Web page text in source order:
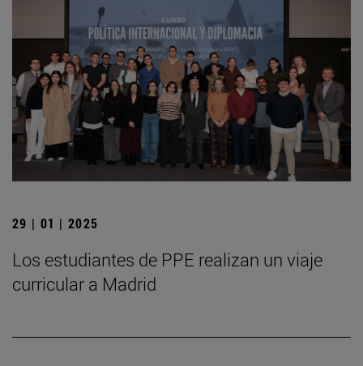
29 | 01 | 2025
Los estudiantes de PPE realizan un viaje
curricular a Madrid